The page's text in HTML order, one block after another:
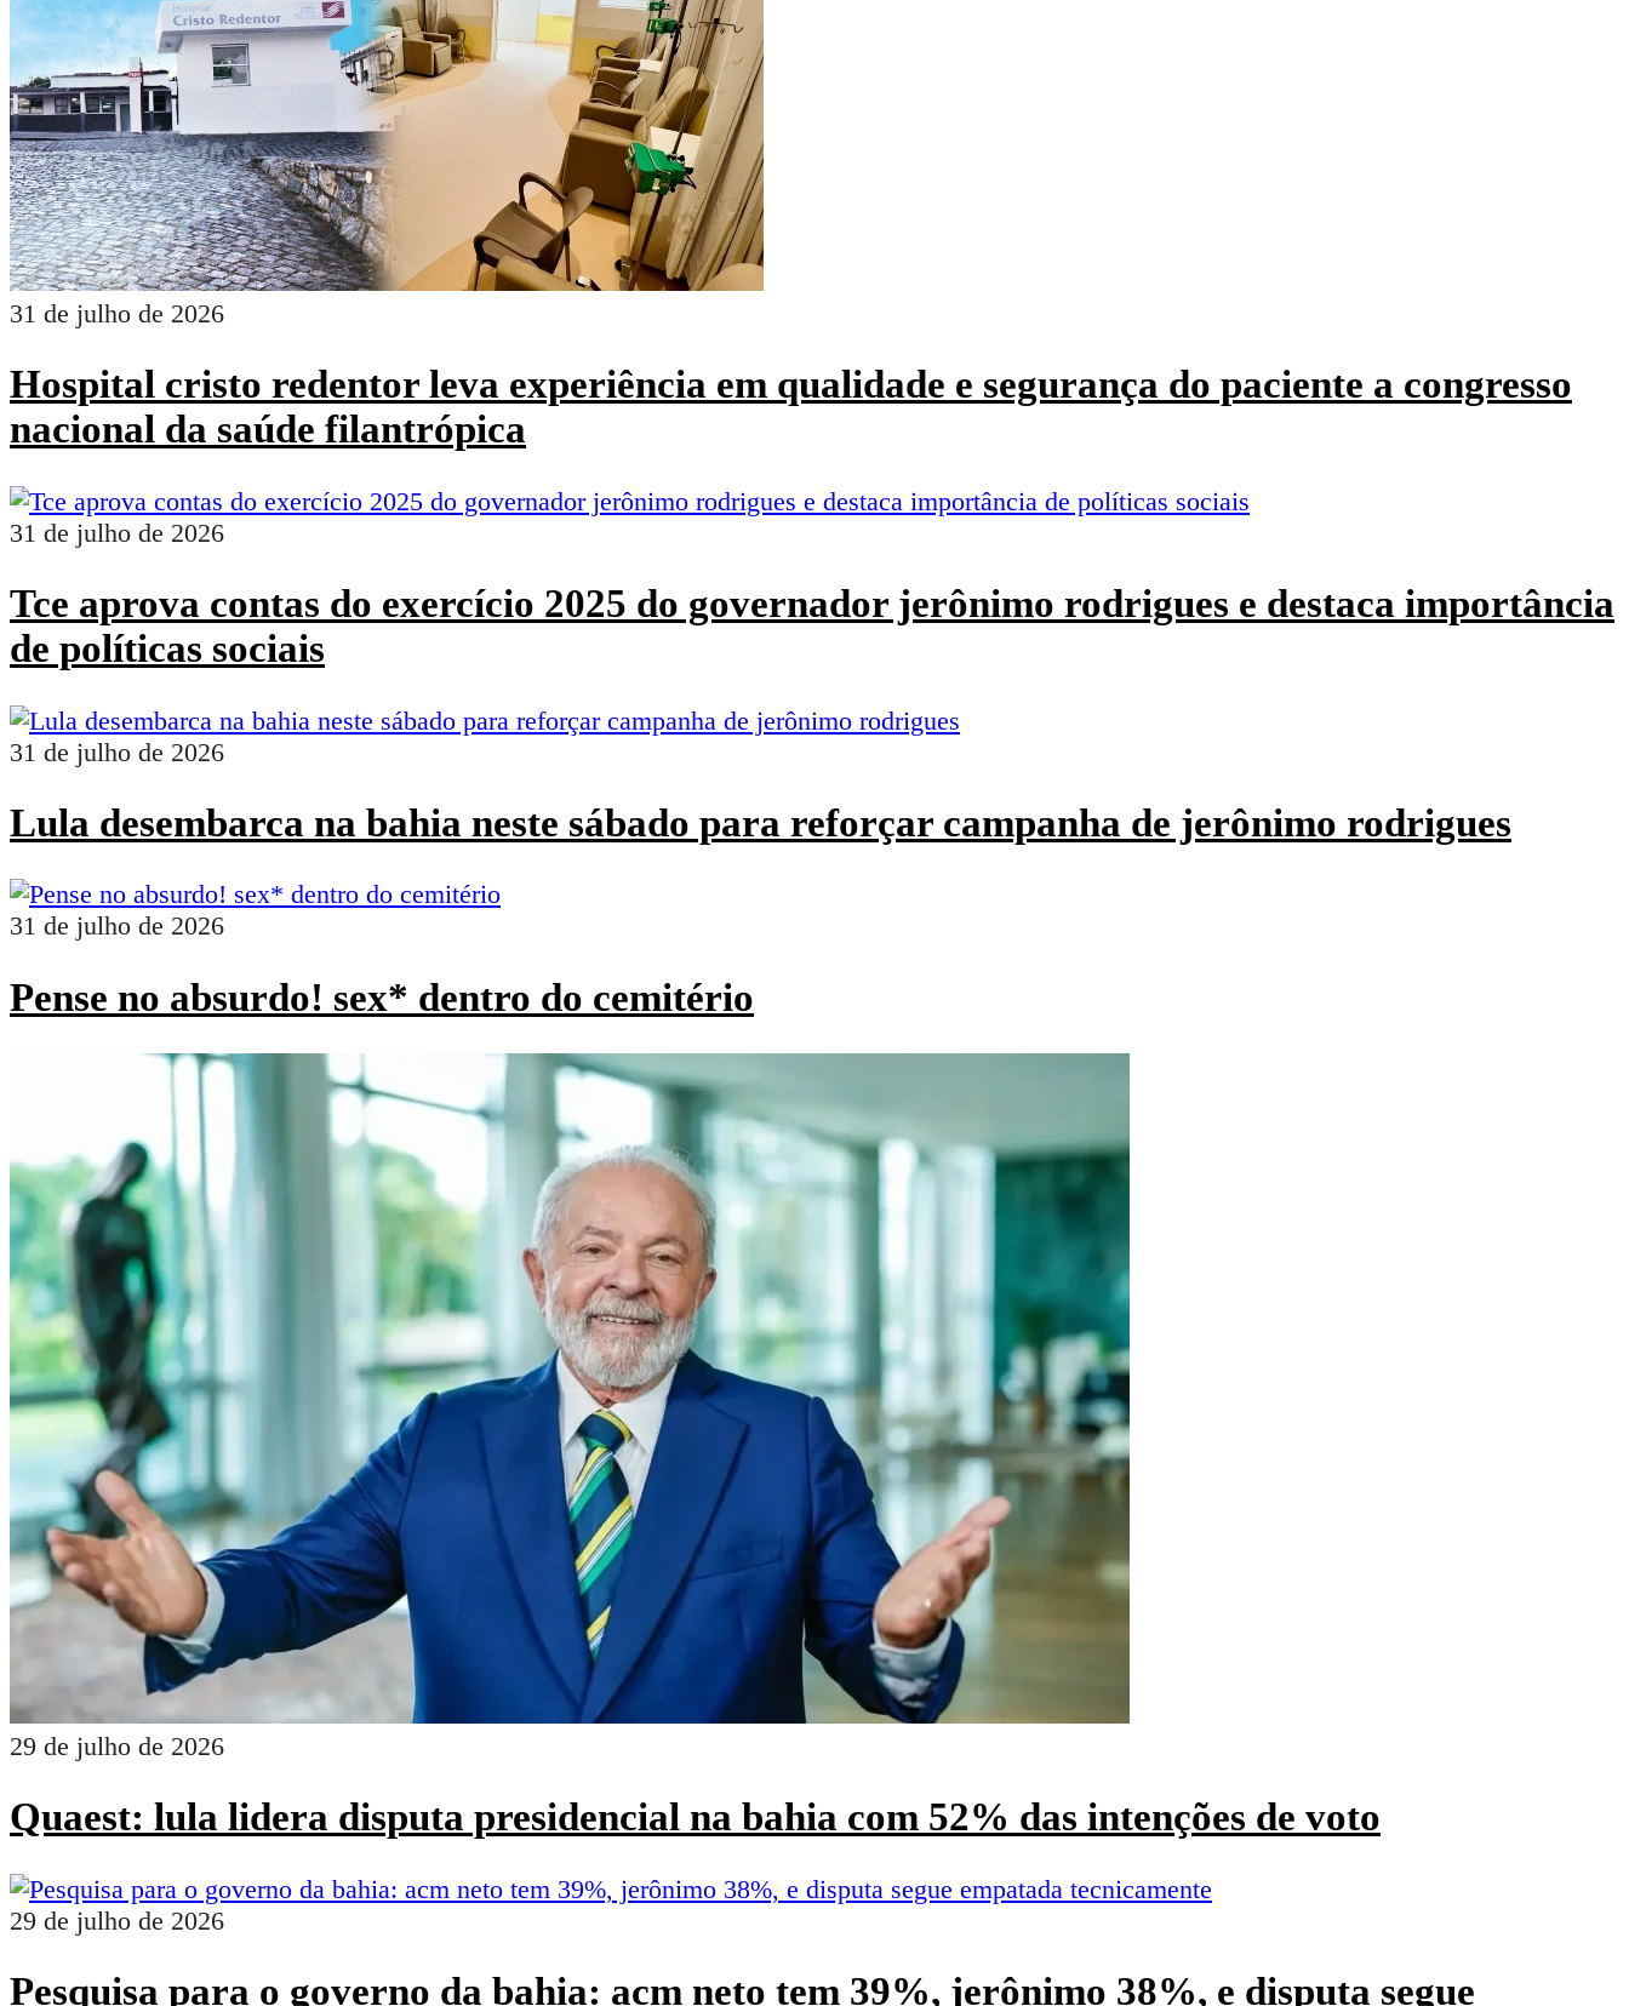
31 de julho de 2026
Hospital cristo redentor leva experiência em qualidade e segurança do paciente a congresso
nacional da saúde filantrópica
31 de julho de 2026
Tce aprova contas do exercício 2025 do governador jerônimo rodrigues e destaca importância
de políticas sociais
31 de julho de 2026
Lula desembarca na bahia neste sábado para reforçar campanha de jerônimo rodrigues
31 de julho de 2026
Pense no absurdo! sex* dentro do cemitério
29 de julho de 2026
Quaest: lula lidera disputa presidencial na bahia com 52% das intenções de voto
29 de julho de 2026
Pesquisa para o governo da bahia: acm neto tem 39%, jerônimo 38%, e disputa segue